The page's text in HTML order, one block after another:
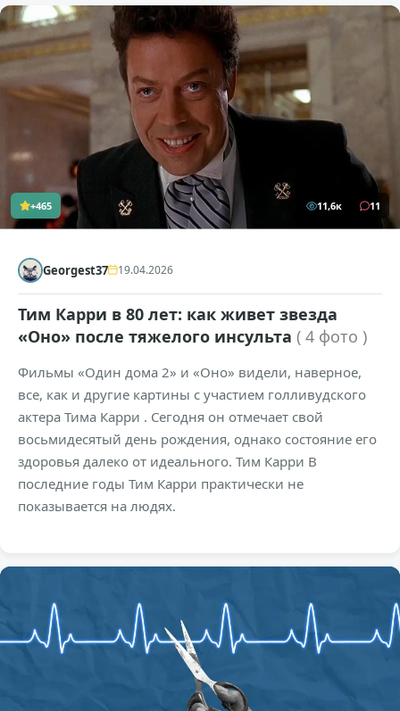
+465 11,6к 11
Georgest37 19.04.2026
Тим Карри в 80 лет: как живет звезда
«Оно» после тяжелого инсульта ( 4 фото )
Фильмы «Один дома 2» и «Оно» видели, наверное,
все, как и другие картины с участием голливудского
актера Тима Карри . Сегодня он отмечает свой
восьмидесятый день рождения, однако состояние его
здоровья далеко от идеального. Тим Карри В
последние годы Тим Карри практически не
показывается на людях.